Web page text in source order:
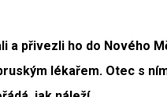
a přivezli ho do Nového
lékařem. Otec s